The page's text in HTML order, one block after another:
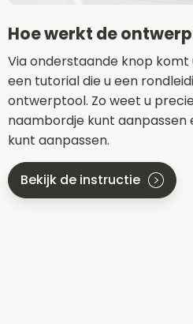
Hoe werkt de
Via onderstaande knop komt
een tutorial die u een
ontwerptool. Zo weet u
naambordje kunt aanpassen
kunt aanpassen.
Bekijk de instructie